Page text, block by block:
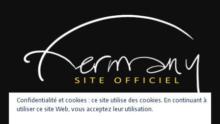
Confidentialité et cookies : ce site utilise des cookies. En continuant à
utiliser ce site Web, vous acceptez leur utilisation.